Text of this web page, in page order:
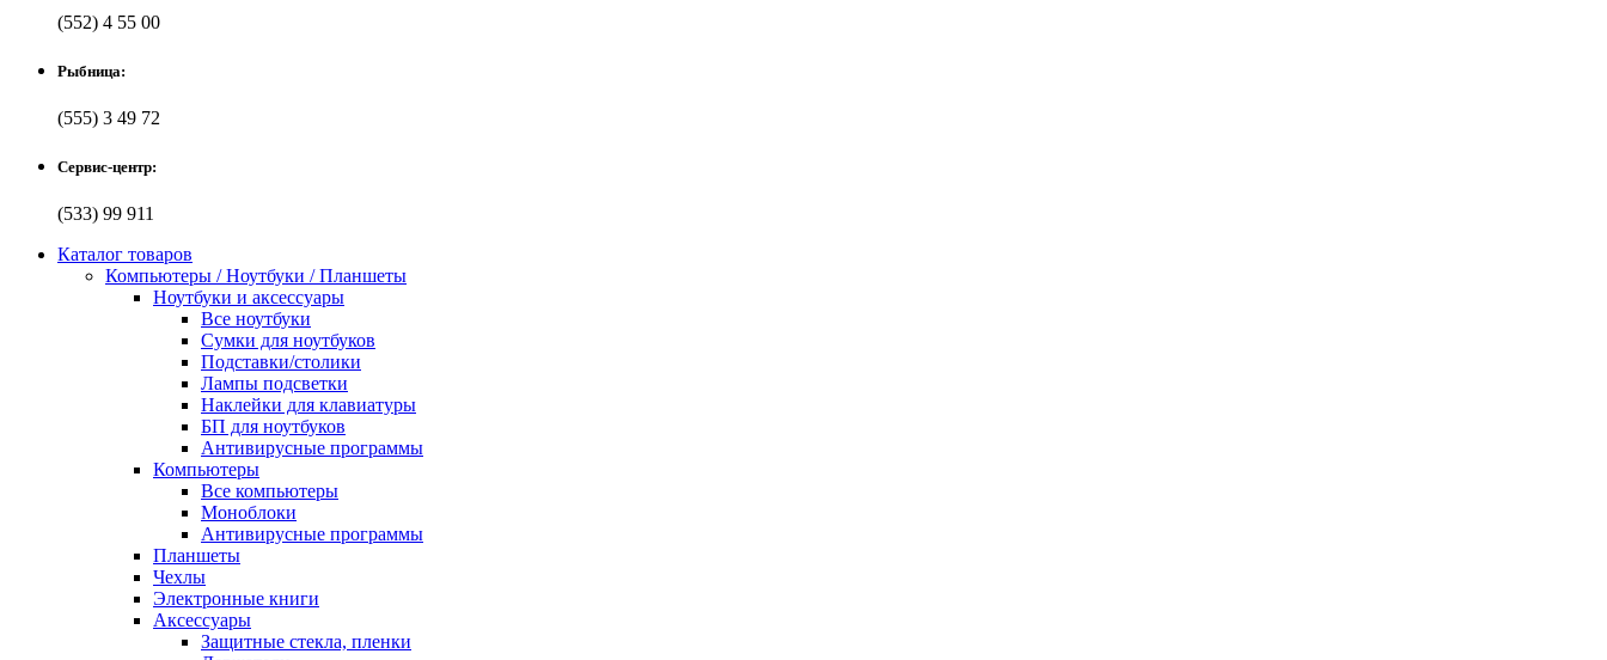
(552) 4 55 00
Рыбница:
(555) 3 49 72
Сервис-центр:
(533) 99 911
Каталог товаров
Компьютеры / Ноутбуки / Планшеты
Ноутбуки и аксессуары
Все ноутбуки
Сумки для ноутбуков
Подставки/столики
Лампы подсветки
Наклейки для клавиатуры
БП для ноутбуков
Антивирусные программы
Компьютеры
Все компьютеры
Моноблоки
Антивирусные программы
Планшеты
Чехлы
Электронные книги
Аксессуары
Защитные стекла, пленки